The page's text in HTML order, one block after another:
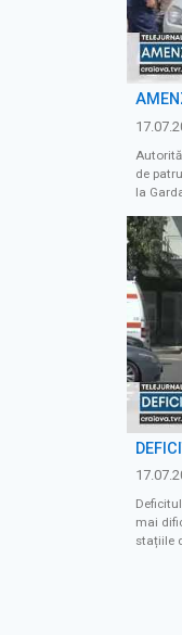
de
la
mai
stațiile